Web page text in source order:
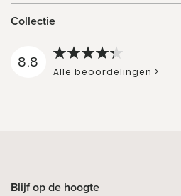
Collectie
8.8
Alle beoordelingen >
Blijf op de hoogte